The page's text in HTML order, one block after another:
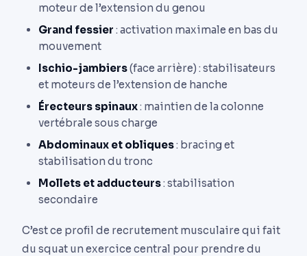
moteur de l’extension du genou
Grand fessier : activation maximale en bas du
mouvement
Ischio-jambiers(face arrière) : stabilisateurs
et moteurs de l’extension de hanche
Érecteurs spinaux: maintien de la colonne
vertébrale sous charge
Abdominaux et obliques: bracing et
stabilisation du tronc
Mollets et adducteurs: stabilisation
secondaire
C’est ce profil de recrutement musculaire qui fait
du squat un exercice central pour prendre du